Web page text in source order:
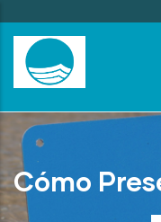
to
main
content
Cómo